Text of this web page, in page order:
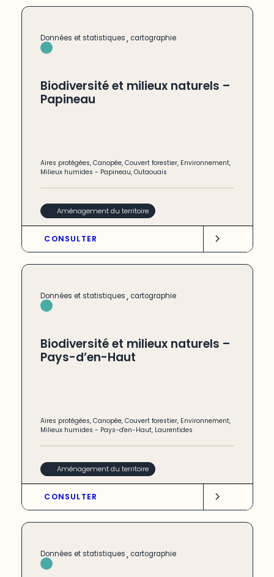
Données et statistiques, cartographie
Biodiversité et milieux naturels –
Papineau
Aires protégées,Canopée,Couvert forestier, Environnement,
Milieux humides - Papineau,Outaouais
Aménagement du territoire
CONSULTER
Données et statistiques, cartographie
Biodiversité et milieux naturels –
Pays-d’en-Haut
Aires protégées,Canopée,Couvert forestier, Environnement,
Milieux humides - Pays-d'en-Haut, Laurentides
Aménagement du territoire
CONSULTER
Données et statistiques, cartographie